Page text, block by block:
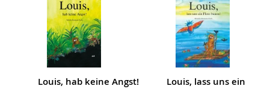
BEWERTUNG ABSCHICKEN
Louis, hab keine Angst!
Louis, lass uns ein